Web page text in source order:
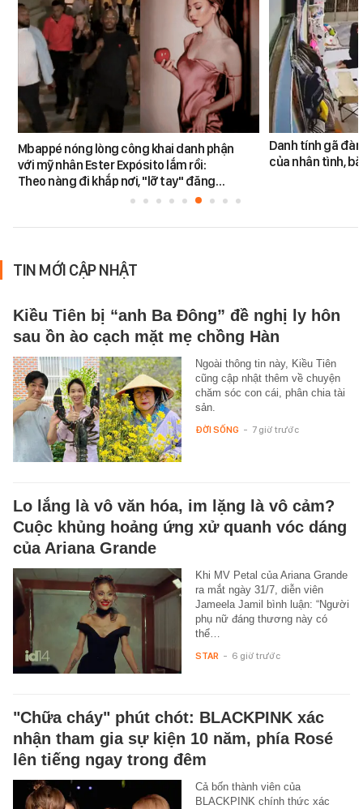
Mbappé nóng lòng công khai danh phận
với mỹ nhân Ester Expósito lắm rồi:
Theo nàng đi khắp nơi, "lỡ tay" đăng…
Danh tính gã
của nhân tình,
TIN MỚI CẬP NHẬT
Kiều Tiên bị “anh Ba Đông” đề nghị ly hôn
sau ồn ào cạch mặt mẹ chồng Hàn
Ngoài thông tin này, Kiều Tiên
cũng cập nhật thêm về chuyện
chăm sóc con cái, phân chia tài
sản.
ĐỜI SỐNG - 7 giờ trước
Lo lắng là vô văn hóa, im lặng là vô cảm?
Cuộc khủng hoảng ứng xử quanh vóc dáng
của Ariana Grande
Khi MV Petal của Ariana Grande
ra mắt ngày 31/7, diễn viên
Jameela Jamil bình luận: “Người
phụ nữ đáng thương này có
thể…
STAR - 6 giờ trước
"Chữa cháy" phút chót: BLACKPINK xác
nhận tham gia sự kiện 10 năm, phía Rosé
lên tiếng ngay trong đêm
Cả bốn thành viên của
BLACKPINK chính thức xác